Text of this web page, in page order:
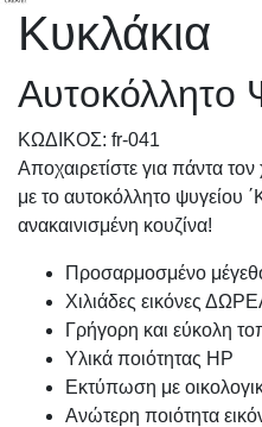
Κυκλάκια
Αυτοκόλλητο
KΩΔΙΚΟΣ: fr-041
Αποχαιρετίστε για πάντα
με το αυτοκόλλητο ψυγείου
ανακαινισμένη κουζίνα!
Προσαρμοσμένo
Χιλιάδες εικόνες
Γρήγορη και εύκολη
Υλικά ποιότητας HP
Εκτύπωση με
Ανώτερη ποιότητα